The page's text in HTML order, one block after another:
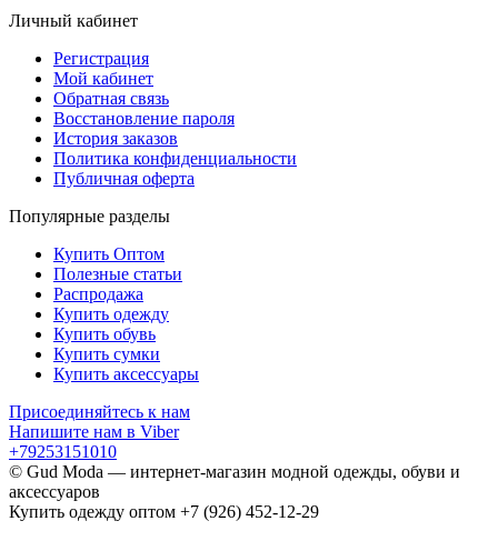
Личный кабинет
Регистрация
Мой кабинет
Обратная связь
Восстановление пароля
История заказов
Политика конфиденциальности
Публичная оферта
Популярные разделы
Купить Оптом
Полезные статьи
Распродажа
Купить одежду
Купить обувь
Купить сумки
Купить аксессуары
Присоединяйтесь к нам
Напишите нам в Viber
+79253151010
© Gud Moda — интернет-магазин модной одежды, обуви и
аксессуаров
Купить одежду оптом +7 (926) 452-12-29